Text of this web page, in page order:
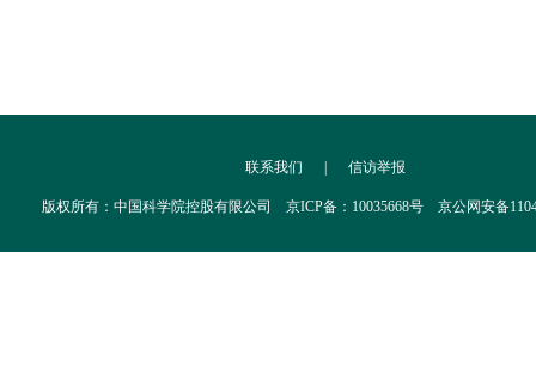
联系我们 信访举报
版权所有：中国科学院控股有限公司 京ICP备：10035668号 京公网安备